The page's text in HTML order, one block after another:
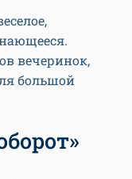
вечеринок,
большой